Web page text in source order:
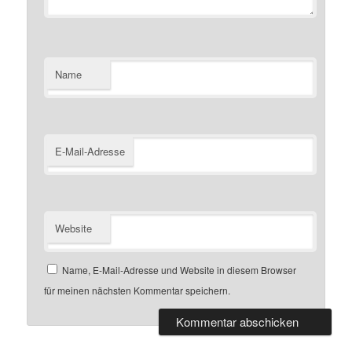
Name
E-Mail-Adresse
Website
Name, E-Mail-Adresse und Website in diesem Browser
für meinen nächsten Kommentar speichern.